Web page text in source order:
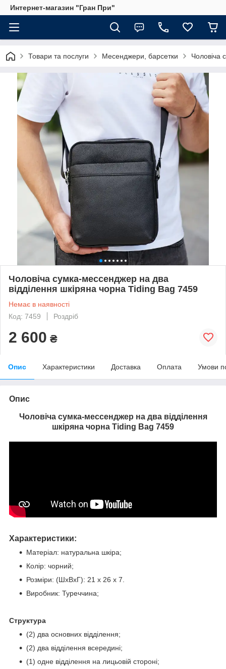
Интернет-магазин "Гран При"
Товари та послуги Месенджери, барсетки Чоловіча
Чоловіча сумка-мессенджер на два
відділення шкіряна чорна Tiding Bag 7459
Немає в наявності
Код: 7459
Роздріб
2 600 ₴
Опис Характеристики Доставка Оплата Умови
Опис
Чоловіча сумка-мессенджер на два відділення
шкіряна чорна Tiding Bag 7459
Характеристики:
Матеріал: натуральна шкіра;
Колір: чорний;
Розміри: (ШхВхГ): 21 х 26 х 7.
Виробник: Туреччина;
Структура
(2) два основних відділення;
(2) два відділення всередині;
(1) одне відділення на лицьовій стороні;